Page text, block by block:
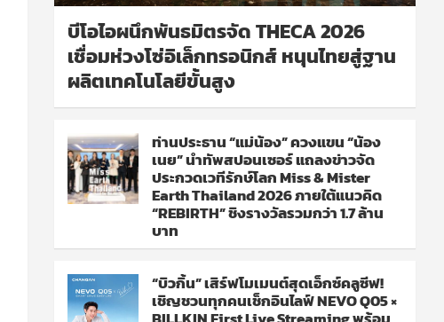
บีโอไอผนึกพันธมิตรจัด THECA 2026
เชื่อมห่วงโซ่อิเล็กทรอนิกส์ หนุนไทยสู่ฐาน
ผลิตเทคโนโลยีขั้นสูง
ท่านประธาน “แม่น้อง” ควงแขน “น้อง
เนย” นำทัพสปอนเซอร์ แถลงข่าวจัด
ประกวดเวทีรักษ์โลก Miss & Mister
Earth Thailand 2026 ภายใต้แนวคิด
“REBIRTH” ชิงรางวัลรวมกว่า 1.7 ล้าน
บาท
“บิวกิ้น” เสิร์ฟโมเมนต์สุดเอ็กซ์คลูซีฟ!
เชิญชวนทุกคนเช็กอินไลฟ์ NEVO Q05 ×